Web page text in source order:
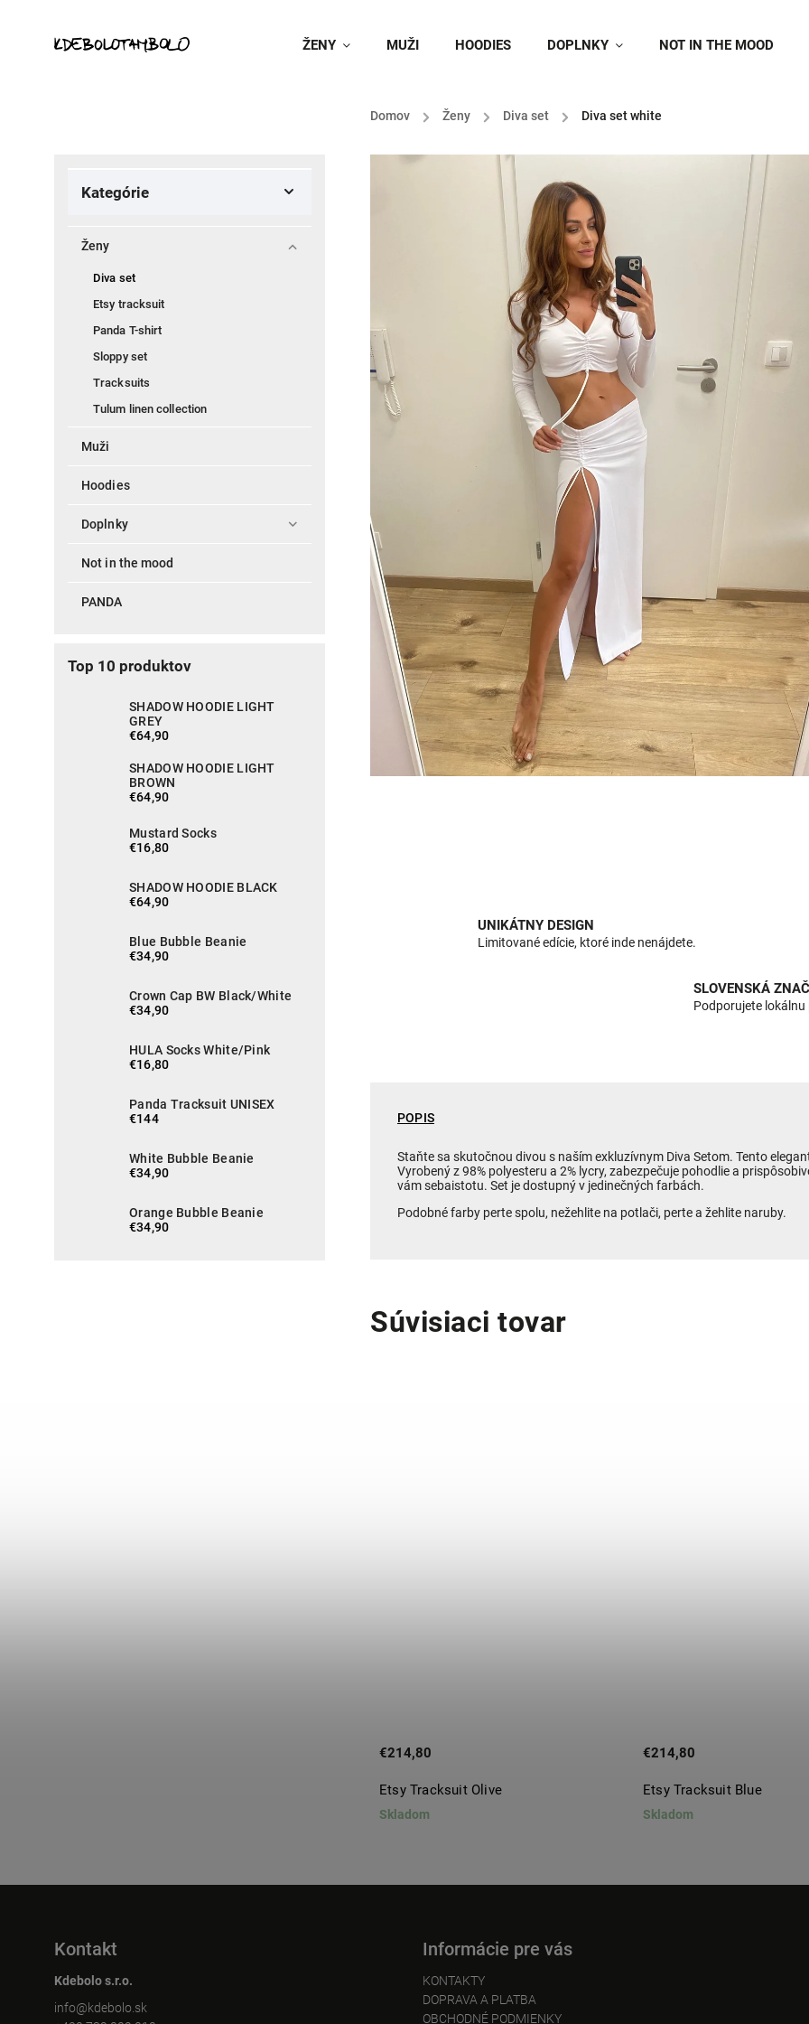
ŽENY MUŽI HOODIES DOPLNKY NOT IN THE MOOD
Domov / Ženy / Diva set / Diva set white
Kategórie
Ženy
Diva set
Etsy tracksuit
Panda T-shirt
Sloppy set
Tracksuits
Tulum linen collection
Muži
Hoodies
Doplnky
Not in the mood
PANDA
Top 10 produktov
SHADOW HOODIE LIGHT
GREY
€64,90
SHADOW HOODIE LIGHT
BROWN
€64,90
Mustard Socks
€16,80
SHADOW HOODIE BLACK
€64,90
Blue Bubble Beanie
€34,90
Crown Cap BW Black/White
€34,90
HULA Socks White/Pink
€16,80
Panda Tracksuit UNISEX
€144
White Bubble Beanie
€34,90
Orange Bubble Beanie
€34,90
UNIKÁTNY DESIGN
Limitované edície, ktoré inde nenájdete.
SLOVENSKÁ
Podporujete lokálnu
POPIS
Staňte sa skutočnou divou s naším exkluzívnym Diva Setom. Tento
Vyrobený z 98% polyesteru a 2% lycry, zabezpečuje pohodlie a
vám sebaistotu. Set je dostupný v jedinečných farbách.
Podobné farby perte spolu, nežehlite na potlači, perte a žehlite naruby.
Súvisiaci tovar
Etsy Tracksuit Olive
Skladom
€214,80
Etsy Tracksuit Blue
Skladom
€214,80
Kontakt
Kdebolo s.r.o.
info@kdebolo.sk
Informácie pre vás
KONTAKTY
DOPRAVA A PLATBA
OBCHODNÉ PODMIENKY